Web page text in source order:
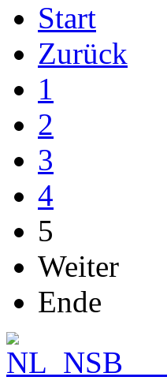
Start
Zurück
1
2
3
4
5
Weiter
Ende